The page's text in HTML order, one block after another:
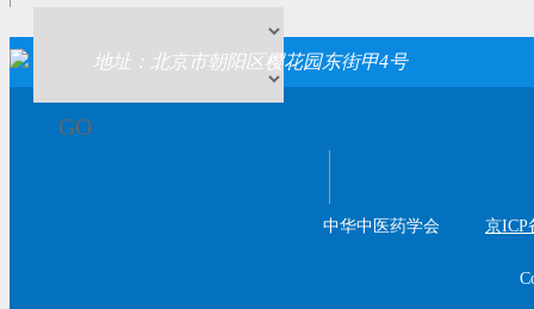
GO
地址：北京市朝阳区樱花园东街甲4号
中华中医药学会 京ICP